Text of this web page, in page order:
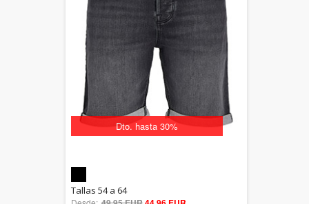
Dto. hasta 30%
Tallas 54 a 64